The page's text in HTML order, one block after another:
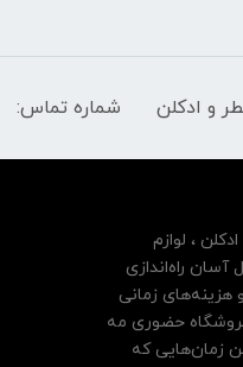
و ادکلن شماره تماس:
، لوازم
راه‌اندازی
زمانی
و فروشگاه اینترنتی خود را بر پایه سال‌ها تجربه از سال 1395 در فروشگاه حضوری مه
زمان‌هایی که